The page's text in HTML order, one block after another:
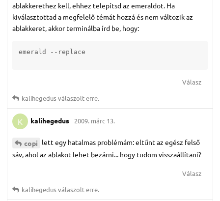
ablakkerethez kell, ehhez telepítsd az emeraldot. Ha
kiválasztottad a megfelelő témát hozzá és nem változik az
ablakkeret, akkor terminálba írd be, hogy:
emerald --replace
Válasz
kalihegedusválaszolt erre.
K kalihegedus 2009. márc 13.
copi lett egy hatalmas problémám: eltűnt az egész felső
sáv, ahol az ablakot lehet bezárni... hogy tudom visszaállítani?
Válasz
kalihegedusválaszolt erre.